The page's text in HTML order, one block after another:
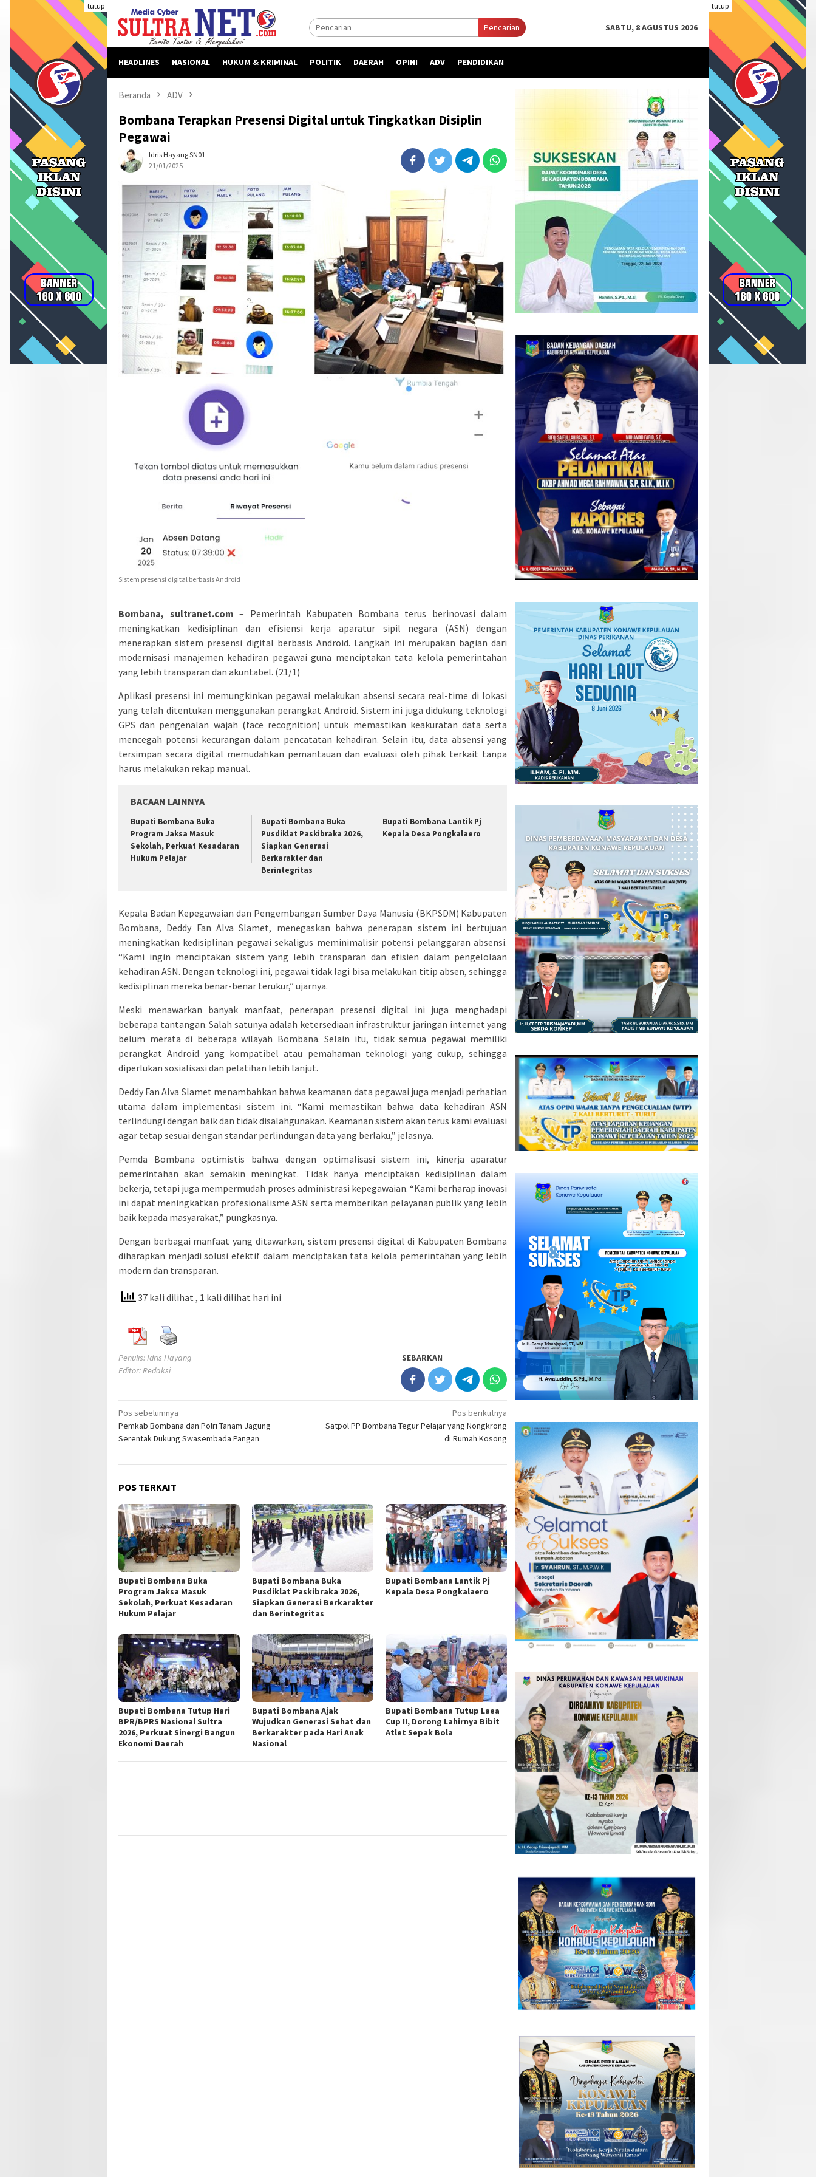
konten
tutup tutup
Pencarian SABTU, 8 AGUSTUS 2026
HEADLINES NASIONAL HUKUM & KRIMINAL POLITIK DAERAH OPINI ADV PENDIDIKAN
Beranda ADV
Bombana Terapkan Presensi Digital untuk Tingkatkan Disiplin
Pegawai
Idris Hayang SN01
21/01/2025
Sistem presensi digital berbasis Android
Bombana, sultranet.com – Pemerintah Kabupaten Bombana terus berinovasi dalam
meningkatkan kedisiplinan dan efisiensi kerja aparatur sipil negara (ASN) dengan
menerapkan sistem presensi digital berbasis Android. Langkah ini merupakan bagian dari
modernisasi manajemen kehadiran pegawai guna menciptakan tata kelola pemerintahan
yang lebih transparan dan akuntabel. (21/1)
Aplikasi presensi ini memungkinkan pegawai melakukan absensi secara real-time di lokasi
yang telah ditentukan menggunakan perangkat Android. Sistem ini juga didukung teknologi
GPS dan pengenalan wajah (face recognition) untuk memastikan keakuratan data serta
mencegah potensi kecurangan dalam pencatatan kehadiran. Selain itu, data absensi yang
tersimpan secara digital memudahkan pemantauan dan evaluasi oleh pihak terkait tanpa
harus melakukan rekap manual.
BACAAN LAINNYA
Bupati Bombana Buka
Program Jaksa Masuk
Sekolah, Perkuat Kesadaran
Hukum Pelajar
Bupati Bombana Buka
Pusdiklat Paskibraka 2026,
Siapkan Generasi
Berkarakter dan
Berintegritas
Bupati Bombana Lantik Pj
Kepala Desa Pongkalaero
Kepala Badan Kepegawaian dan Pengembangan Sumber Daya Manusia (BKPSDM) Kabupaten
Bombana, Deddy Fan Alva Slamet, menegaskan bahwa penerapan sistem ini bertujuan
meningkatkan kedisiplinan pegawai sekaligus meminimalisir potensi pelanggaran absensi.
“Kami ingin menciptakan sistem yang lebih transparan dan efisien dalam pengelolaan
kehadiran ASN. Dengan teknologi ini, pegawai tidak lagi bisa melakukan titip absen, sehingga
kedisiplinan mereka benar-benar terukur,” ujarnya.
Meski menawarkan banyak manfaat, penerapan presensi digital ini juga menghadapi
beberapa tantangan. Salah satunya adalah ketersediaan infrastruktur jaringan internet yang
belum merata di beberapa wilayah Bombana. Selain itu, tidak semua pegawai memiliki
perangkat Android yang kompatibel atau pemahaman teknologi yang cukup, sehingga
diperlukan sosialisasi dan pelatihan lebih lanjut.
Deddy Fan Alva Slamet menambahkan bahwa keamanan data pegawai juga menjadi perhatian
utama dalam implementasi sistem ini. “Kami memastikan bahwa data kehadiran ASN
terlindungi dengan baik dan tidak disalahgunakan. Keamanan sistem akan terus kami evaluasi
agar tetap sesuai dengan standar perlindungan data yang berlaku,” jelasnya.
Pemda Bombana optimistis bahwa dengan optimalisasi sistem ini, kinerja aparatur
pemerintahan akan semakin meningkat. Tidak hanya menciptakan kedisiplinan dalam
bekerja, tetapi juga mempermudah proses administrasi kepegawaian. “Kami berharap inovasi
ini dapat meningkatkan profesionalisme ASN serta memberikan pelayanan publik yang lebih
baik kepada masyarakat,” pungkasnya.
Dengan berbagai manfaat yang ditawarkan, sistem presensi digital di Kabupaten Bombana
diharapkan menjadi solusi efektif dalam menciptakan tata kelola pemerintahan yang lebih
modern dan transparan.
37 kali dilihat , 1 kali dilihat hari ini
Penulis: Idris Hayang
Editor: Redaksi
SEBARKAN
Navigasi
pos
Pos sebelumnya
Pemkab Bombana dan Polri Tanam Jagung
Serentak Dukung Swasembada Pangan
Pos berikutnya
Satpol PP Bombana Tegur Pelajar yang Nongkrong
di Rumah Kosong
POS TERKAIT
Bupati Bombana Buka
Program Jaksa Masuk
Sekolah, Perkuat Kesadaran
Hukum Pelajar
Bupati Bombana Buka
Pusdiklat Paskibraka 2026,
Siapkan Generasi Berkarakter
dan Berintegritas
Bupati Bombana Lantik Pj
Kepala Desa Pongkalaero
Bupati Bombana Tutup Hari
BPR/BPRS Nasional Sultra
2026, Perkuat Sinergi Bangun
Ekonomi Daerah
Bupati Bombana Ajak
Wujudkan Generasi Sehat dan
Berkarakter pada Hari Anak
Nasional
Bupati Bombana Tutup Laea
Cup II, Dorong Lahirnya Bibit
Atlet Sepak Bola